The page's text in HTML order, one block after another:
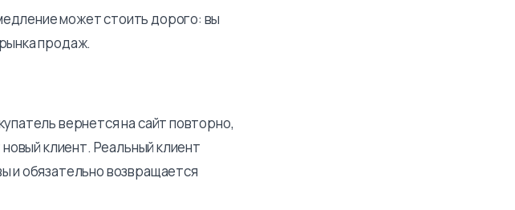
может стоить дорого: вы
продаж.
вернется на сайт повторно,
клиент. Реальный клиент
и обязательно возвращается